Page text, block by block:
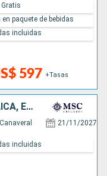
597 +Tasas
en paquete de bebidas
incluidas
BAHAMAS, ISLAS CAIMÁN, JAMAICA, ESTADOS UNIDOS
21/11/2027
incluidas